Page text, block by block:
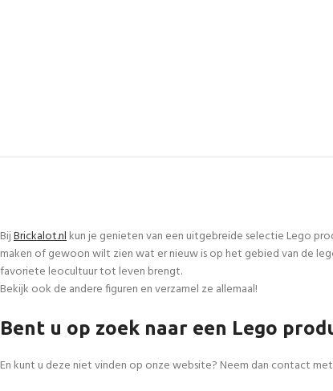
BijBrickalot.nlkun je genieten van een uitgebreide selectie Lego
maken of gewoon wilt zien wat er nieuw is op het gebied van de
favoriete leocultuur tot leven brengt.
Bekijk ook de andere figuren en verzamel ze allemaal!
Bent u op zoek naar een Lego
En kunt u deze niet vinden op onze website? Neem dan contact